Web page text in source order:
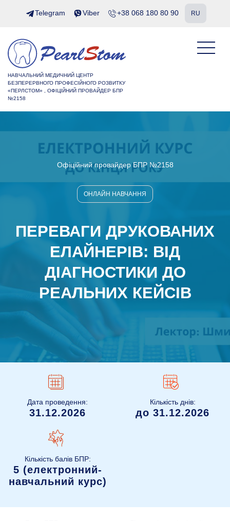
Telegram Viber +38 068 180 80 90 RU
НАВЧАЛЬНИЙ МЕДИЧНИЙ ЦЕНТР
БЕЗПЕРЕРВНОГО ПРОФЕСІЙНОГО РОЗВИТКУ
«ПЕРЛСТОМ» , ОФІЦІЙНИЙ ПРОВАЙДЕР БПР
№2158
Офіційний провайдер БПР №2158
ОНЛАЙН НАВЧАННЯ
ПЕРЕВАГИ ДРУКОВАНИХ
ЕЛАЙНЕРІВ: ВІД
ДІАГНОСТИКИ ДО
РЕАЛЬНИХ КЕЙСІВ
Дата проведення:
31.12.2026
Кількість днів:
до 31.12.2026
Кількість балів БПР:
5 (електронний-
навчальний курс)